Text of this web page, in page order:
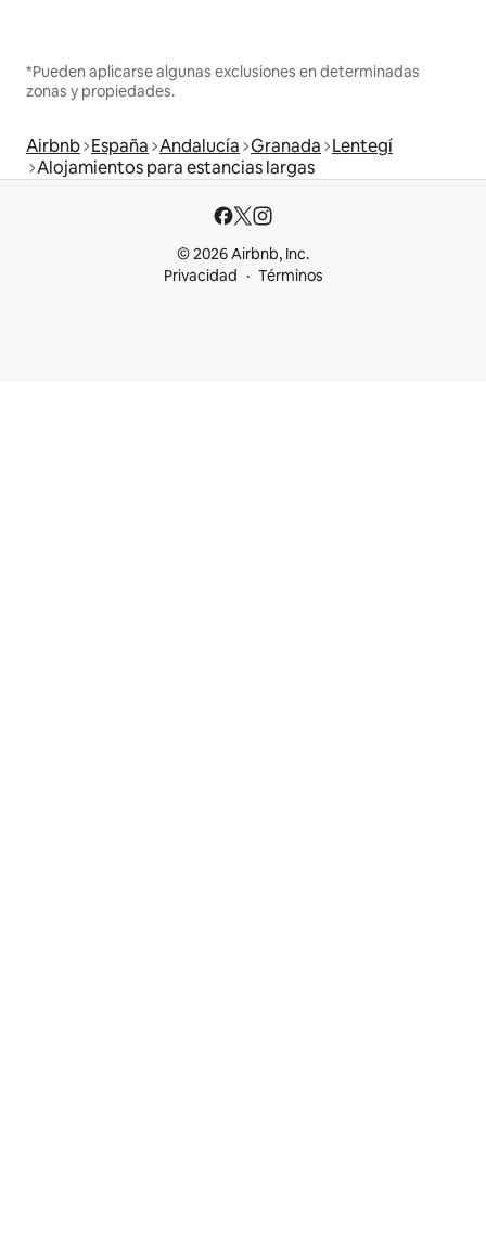
*Pueden aplicarse algunas exclusiones en determinadas
zonas y propiedades.
Airbnb España Andalucía Granada Lentegí
Alojamientos para estancias largas
© 2026 Airbnb, Inc.
Privacidad
Términos